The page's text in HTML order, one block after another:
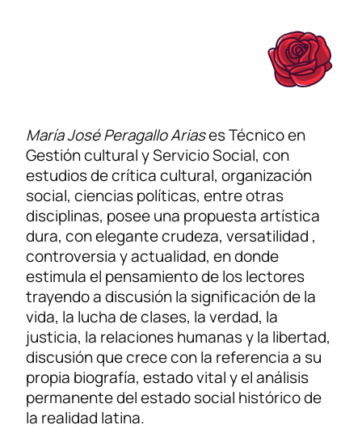
María José Peragallo Ariases Técnico en
Gestión cultural y Servicio Social, con
estudios de crítica cultural, organización
social, ciencias políticas, entre otras
disciplinas, posee una propuesta artística
dura, con elegante crudeza, versatilidad ,
controversia y actualidad, en donde
estimula el pensamiento de los lectores
trayendo a discusión la significación de la
vida, la lucha de clases, la verdad, la
justicia, la relaciones humanas y la libertad,
discusión que crece con la referencia a su
propia biografía, estado vital y el análisis
permanente del estado social histórico de
la realidad latina.